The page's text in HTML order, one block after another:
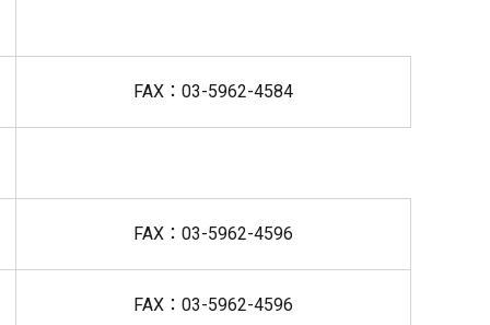
FAX：03-5962-4584
FAX：03-5962-4596
FAX：03-5962-4596